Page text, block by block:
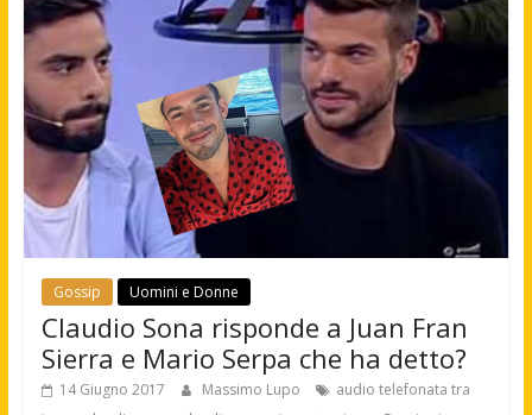
Gossip Uomini e Donne
Claudio Sona risponde a Juan Fran
Sierra e Mario Serpa che ha detto?
14 Giugno 2017 Massimo Lupo
audio telefonata tra